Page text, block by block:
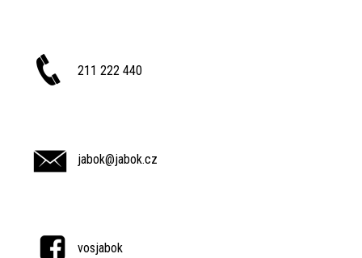
211 222 440
jabok@jabok.cz
vosjabok